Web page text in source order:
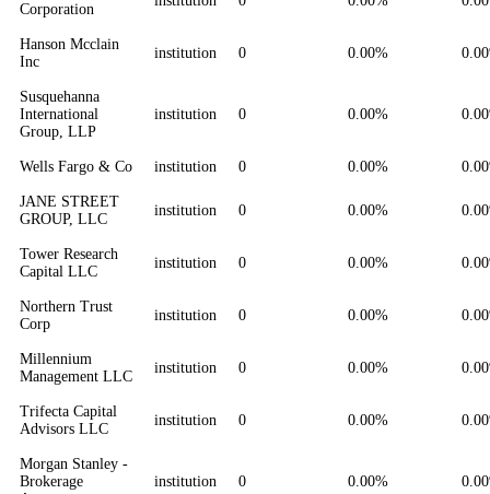
Corporation
Hanson Mcclain
Inc
institution 0 0.00%
Susquehanna
International
Group, LLP
institution 0 0.00%
Wells Fargo & Co institution 0 0.00%
JANE STREET
GROUP, LLC
institution 0 0.00%
Tower Research
Capital LLC
institution 0 0.00%
Northern Trust
Corp
institution 0 0.00%
Millennium
Management LLC
institution 0 0.00%
Trifecta Capital
Advisors LLC
institution 0 0.00%
Morgan Stanley -
Brokerage
institution 0 0.00%